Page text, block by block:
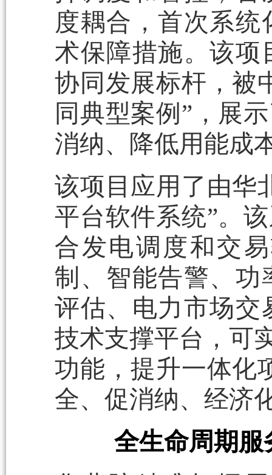
度耦合，首次系
术保障措施。该项
协同发展标杆，被
同典型案例”，展
消纳、降低用能成
该项目应用了由华
平台软件系统”。
合发电调度和交
制、智能告警、功
评估、电力市场交
技术支撑平台，可
功能，提升一体化
全、促消纳、经济
全生命周期